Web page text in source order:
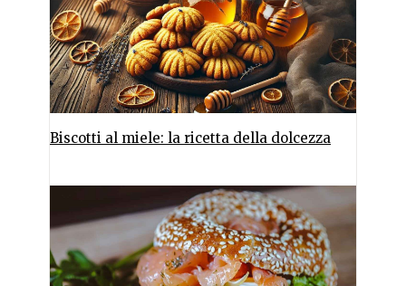
Biscotti al miele: la ricetta della dolcezza